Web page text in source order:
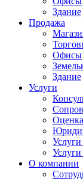
Здание
Продажа
Офисы
Здание
Услуги
Оценка
О компании